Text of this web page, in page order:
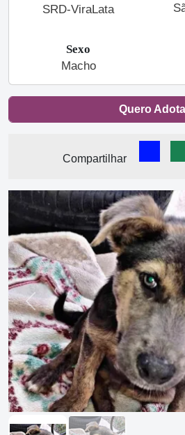
SRD-ViraLata
Sexo
Macho
Quero
Compartilhar
Previous